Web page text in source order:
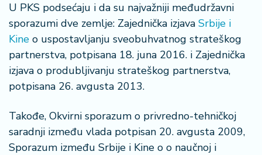
U PKS podsećaju i da su najvažniji međudržavni
sporazumi dve zemlje: Zajednička izjava Srbije i
Kine o uspostavljanju sveobuhvatnog strateškog
partnerstva, potpisana 18. juna 2016. i Zajednička
izjava o produbljivanju strateškog partnerstva,
potpisana 26. avgusta 2013.
Takođe, Okvirni sporazum o privredno-tehničkoj
saradnji između vlada potpisan 20. avgusta 2009,
Sporazum između Srbije i Kine o o naučnoj i